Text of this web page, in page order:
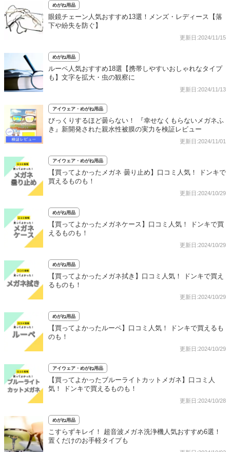
めがね用品
眼鏡チェーン人気おすすめ13選！メンズ・レディース【落
下や紛失を防ぐ】
更新日:2024/11/15
めがね用品
ルーペ人気おすすめ18選【携帯しやすいおしゃれなタイプ
も】文字を拡大・虫の観察に
更新日:2024/11/13
アイウェア・めがね用品
びっくりするほど曇らない！ 『幸せなくもらないメガネふ
き』新開発された親水性被膜の実力を検証レビュー
更新日:2024/11/01
アイウェア・めがね用品
【買ってよかったメガネ 曇り止め】口コミ人気！ ドンキで
買えるものも！
更新日:2024/10/29
めがね用品
【買ってよかったメガネケース】口コミ人気！ ドンキで買
えるものも！
更新日:2024/10/29
めがね用品
【買ってよかったメガネ拭き】口コミ人気！ ドンキで買え
るものも！
更新日:2024/10/29
めがね用品
【買ってよかったルーペ】口コミ人気！ ドンキで買えるも
のも！
更新日:2024/10/29
アイウェア・めがね用品
【買ってよかったブルーライトカットメガネ】口コミ人
気！ ドンキで買えるものも！
更新日:2024/10/28
めがね用品
こすらずキレイ！ 超音波メガネ洗浄機人気おすすめ6選！
置くだけのお手軽タイプも